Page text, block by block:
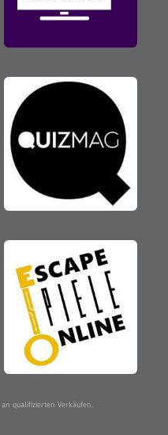
qualifizierten Verkäufen.